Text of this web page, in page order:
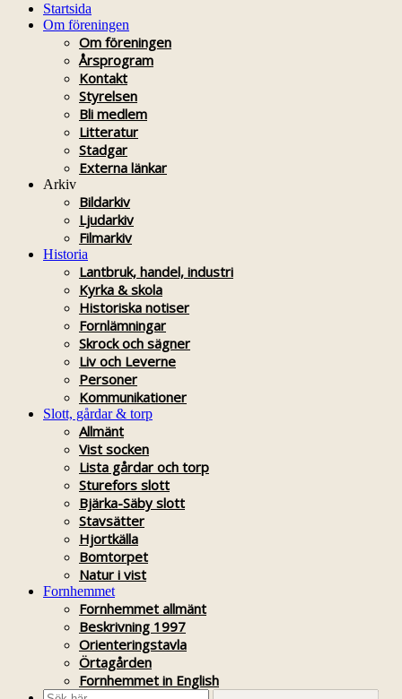
Startsida
Om föreningen
Om föreningen
Årsprogram
Kontakt
Styrelsen
Bli medlem
Litteratur
Stadgar
Externa länkar
Arkiv
Bildarkiv
Ljudarkiv
Filmarkiv
Historia
Lantbruk, handel, industri
Kyrka & skola
Historiska notiser
Fornlämningar
Skrock och sägner
Liv och Leverne
Personer
Kommunikationer
Slott, gårdar & torp
Allmänt
Vist socken
Lista gårdar och torp
Sturefors slott
Bjärka-Säby slott
Stavsätter
Hjortkälla
Bomtorpet
Natur i vist
Fornhemmet
Fornhemmet allmänt
Beskrivning 1997
Orienteringstavla
Örtagården
Fornhemmet in English